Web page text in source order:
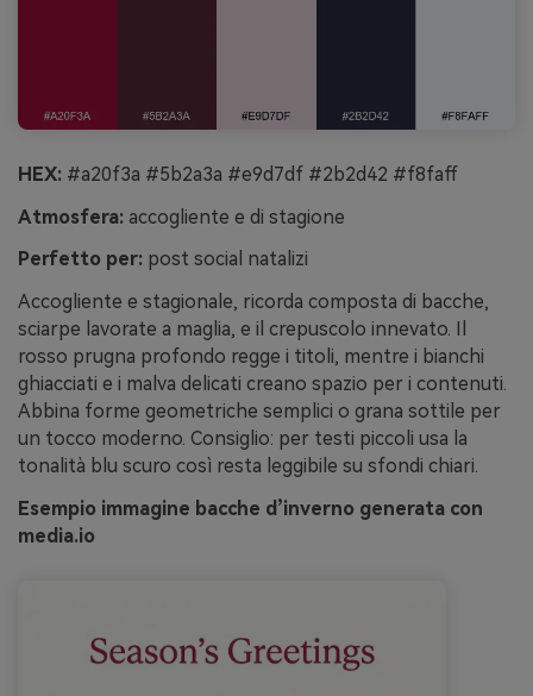
HEX: #a20f3a #5b2a3a #e9d7df #2b2d42 #f8faff
Atmosfera: accogliente e di stagione
Perfetto per: post social natalizi
Accogliente e stagionale, ricorda composta di bacche,
sciarpe lavorate a maglia, e il crepuscolo innevato. Il
rosso prugna profondo regge i titoli, mentre i bianchi
ghiacciati e i malva delicati creano spazio per i contenuti.
Abbina forme geometriche semplici o grana sottile per
un tocco moderno. Consiglio: per testi piccoli usa la
tonalità blu scuro così resta leggibile su sfondi chiari.
Esempio immagine bacche d’inverno generata con
media.io